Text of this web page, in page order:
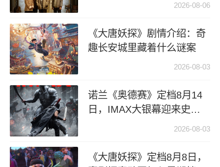
2026-08-06
《大唐妖探》剧情介绍：奇
趣长安城里藏着什么谜案
2026-08-03
诺兰《奥德赛》定档8月14
日，IMAX大银幕迎来史诗
2026-08-03
《大唐妖探》定档8月8日，